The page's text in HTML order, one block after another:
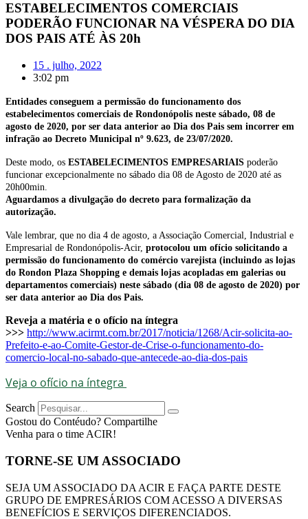
ESTABELECIMENTOS COMERCIAIS
PODERÃO FUNCIONAR NA VÉSPERA DO DIA
DOS PAIS ATÉ ÀS 20h
15 . julho, 2022
3:02 pm
Entidades conseguem a permissão do funcionamento dos
estabelecimentos comerciais de Rondonópolis neste sábado, 08 de
agosto de 2020, por ser data anterior ao Dia dos Pais sem incorrer em
infração ao Decreto Municipal nº 9.623, de 23/07/2020.
Deste modo, os ESTABELECIMENTOS EMPRESARIAIS poderão
funcionar excepcionalmente no sábado dia 08 de Agosto de 2020 até as
20h00min.
Aguardamos a divulgação do decreto para formalização da
autorização.
Vale lembrar, que no dia 4 de agosto, a Associação Comercial, Industrial e
Empresarial de Rondonópolis-Acir, protocolou um ofício solicitando a
permissão do funcionamento do comércio varejista (incluindo as lojas
do Rondon Plaza Shopping e demais lojas acopladas em galerias ou
departamentos comerciais) neste sábado (dia 08 de agosto de 2020) por
ser data anterior ao Dia dos Pais.
Reveja a matéria e o ofício na íntegra
>>> http://www.acirmt.com.br/2017/noticia/1268/Acir-solicita-ao-
Prefeito-e-ao-Comite-Gestor-de-Crise-o-funcionamento-do-
comercio-local-no-sabado-que-antecede-ao-dia-dos-pais
Veja o ofício na íntegra
Search
Gostou do Contéudo? Compartilhe
Venha para o time ACIR!
TORNE-SE UM ASSOCIADO
SEJA UM ASSOCIADO DA ACIR E FAÇA PARTE DESTE
GRUPO DE EMPRESÁRIOS COM ACESSO A DIVERSAS
BENEFÍCIOS E SERVIÇOS DIFERENCIADOS.